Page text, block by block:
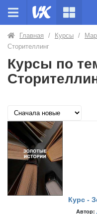
Главная / Курсы /
Сторителлинг
Курсы по
Курс -
Автор: